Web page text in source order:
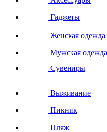
Гаджеты
Женская одежда
Мужская одежда
Сувениры
Выживание
Пикник
Пляж